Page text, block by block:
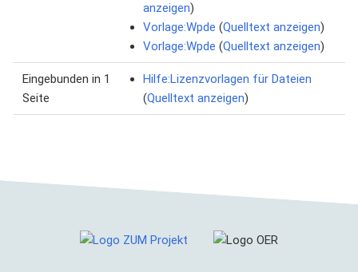
anzeigen)
Vorlage:Wpde (Quelltext anzeigen)
Vorlage:Wpde (Quelltext anzeigen)
Eingebunden in 1
Seite
Hilfe:Lizenzvorlagen für Dateien
(Quelltext anzeigen)